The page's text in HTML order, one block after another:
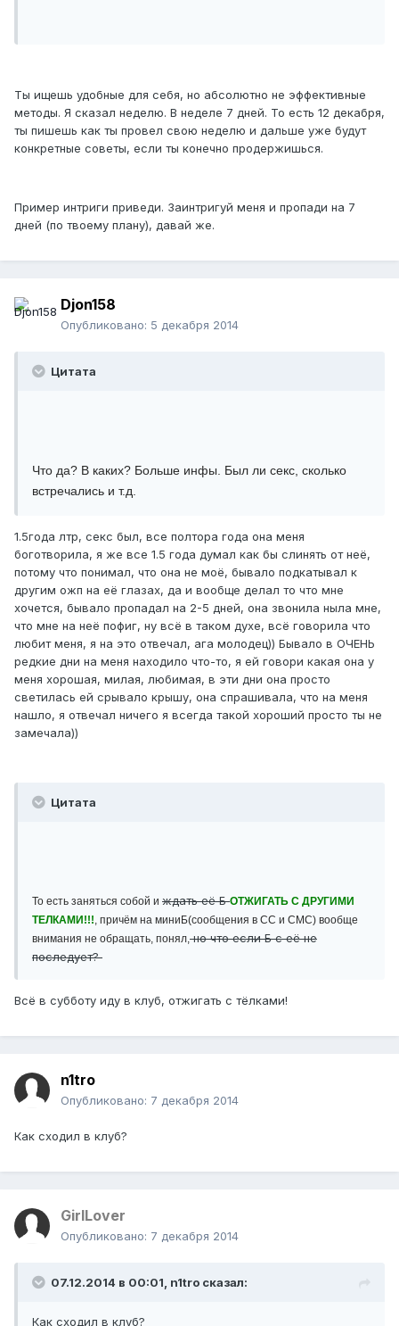
Ты ищешь удобные для себя, но абсолютно не эффективные
методы. Я сказал неделю. В неделе 7 дней. То есть 12 декабря,
ты пишешь как ты провел свою неделю и дальше уже будут
конкретные советы, если ты конечно продержишься.
Пример интриги приведи. Заинтригуй меня и пропади на 7
дней (по твоему плану), давай же.
Djon158
Опубликовано: 5 декабря 2014
Цитата
Что да? В каких? Больше инфы. Был ли секс, сколько
встречались и т.д.
1.5года лтр, секс был, все полтора года она меня
боготворила, я же все 1.5 года думал как бы слинять от неё,
потому что понимал, что она не моё, бывало подкатывал к
другим ожп на её глазах, да и вообще делал то что мне
хочется, бывало пропадал на 2-5 дней, она звонила ныла мне,
что мне на неё пофиг, ну всё в таком духе, всё говорила что
любит меня, я на это отвечал, ага молодец)) Бывало в ОЧЕНЬ
редкие дни на меня находило что-то, я ей говори какая она у
меня хорошая, милая, любимая, в эти дни она просто
светилась ей срывало крышу, она спрашивала, что на меня
нашло, я отвечал ничего я всегда такой хороший просто ты не
замечала))
Цитата
То есть заняться собой и ждать её БОТЖИГАТЬ С ДРУГИМИ
ТЕЛКАМИ!!!, причём на миниБ(сообщения в СС и СМС) вообще
внимания не обращать, понял,но что если Б с её не
последует?
Всё в субботу иду в клуб, отжигать с тёлками!
n1tro
Опубликовано: 7 декабря 2014
Как сходил в клуб?
GirlLover
Опубликовано: 7 декабря 2014
07.12.2014 в 00:01, n1tro сказал:
Как сходил в клуб?